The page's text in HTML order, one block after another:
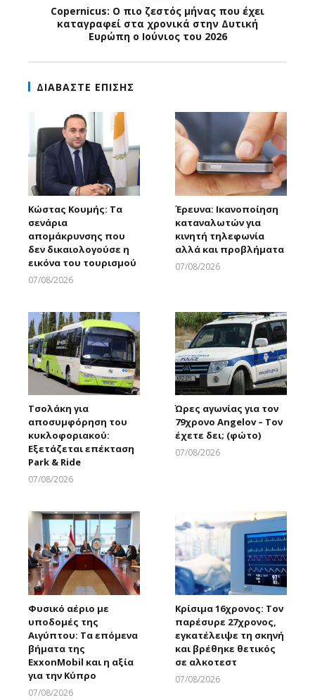
Copernicus: Ο πιο ζεστός μήνας που έχει
καταγραφεί στα χρονικά στην Δυτική
Ευρώπη ο Ιούνιος του 2026
ΔΙΑΒΑΣΤΕ ΕΠΙΣΗΣ
Κώστας Κουμής: Τα
σενάρια
απομάκρυνσης που
δεν δικαιολογούσε η
εικόνα του τουρισμού
07/08/2026
Έρευνα: Ικανοποίηση
καταναλωτών για
κινητή τηλεφωνία
αλλά και προβλήματα
07/08/2026
Τσολάκη για
αποσυμφόρηση του
κυκλοφοριακού:
Εξετάζεται επέκταση
Park & Ride
07/08/2026
Ώρες αγωνίας για τον
79χρονο Angelov – Τον
έχετε δει; (φώτο)
07/08/2026
Φυσικό αέριο με
υποδομές της
Αιγύπτου: Τα επόμενα
βήματα της
ExxonMobil και η αξία
για την Κύπρο
07/08/2026
Κρίσιμα 16χρονος: Τον
παρέσυρε 27χρονος,
εγκατέλειψε τη σκηνή
και βρέθηκε θετικός
σε αλκοτεστ
07/08/2026